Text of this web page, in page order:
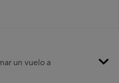
un vuelo a